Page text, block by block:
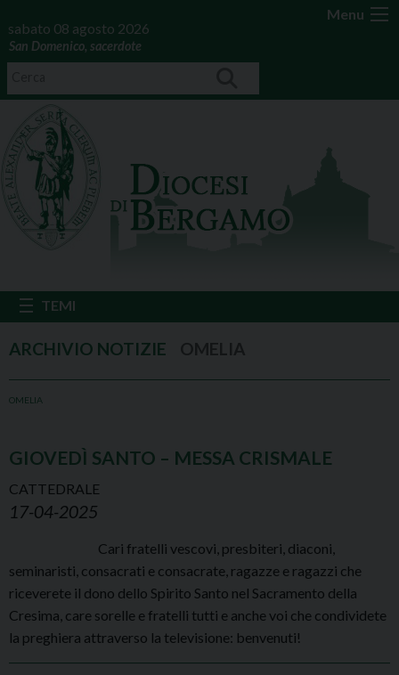
Menu
sabato 08 agosto 2026
San Domenico, sacerdote
OMELIA
GIOVEDÌ SANTO – MESSA CRISMALE
CATTEDRALE
17-04-2025
Cari fratelli vescovi, presbiteri, diaconi,
seminaristi, consacrati e consacrate, ragazze e ragazzi che
riceverete il dono dello Spirito Santo nel Sacramento della
Cresima, care sorelle e fratelli tutti e anche voi che condividete
la preghiera attraverso la televisione: benvenuti!